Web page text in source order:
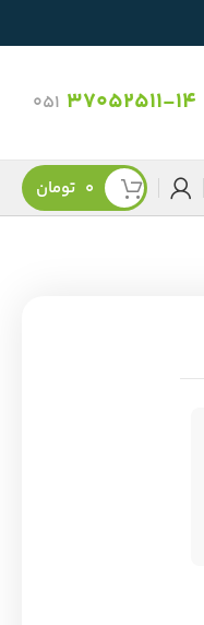
37052511-14
051
0 تومان